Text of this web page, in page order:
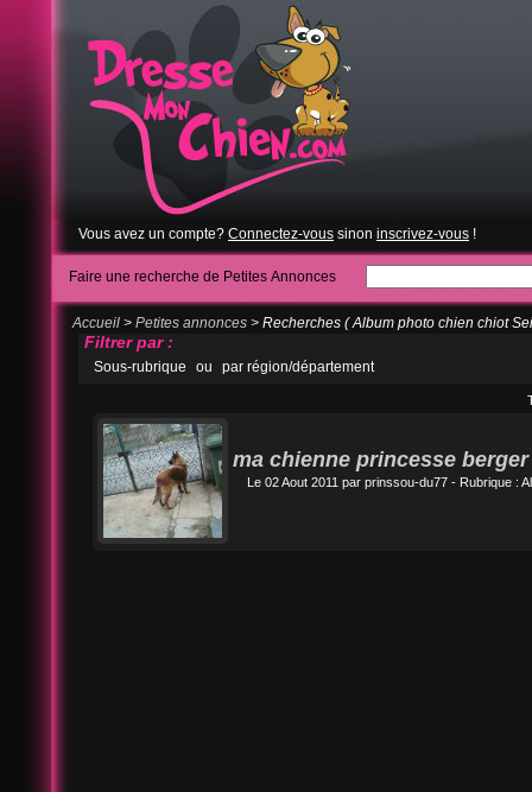
Vous avez un compte? Connectez-vous sinon inscrivez-vous !
Faire une recherche de Petites Annonces
Accueil > Petites annonces > Recherches ( Album photo chien chiot
Filtrer par :
Sous-rubrique ou par région/département
ma chienne princesse
Le 02 Aout 2011 par prinssou-du77 - Rubrique :